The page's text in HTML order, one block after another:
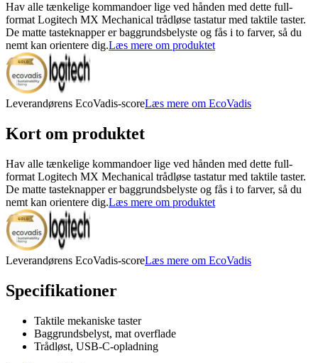
Hav alle tænkelige kommandoer lige ved hånden med dette full-
format Logitech MX Mechanical trådløse tastatur med taktile taster.
De matte tasteknapper er baggrundsbelyste og fås i to farver, så du
nemt kan orientere dig.Læs mere om produktet
Leverandørens EcoVadis-scoreLæs mere om EcoVadis
Kort om produktet
Hav alle tænkelige kommandoer lige ved hånden med dette full-
format Logitech MX Mechanical trådløse tastatur med taktile taster.
De matte tasteknapper er baggrundsbelyste og fås i to farver, så du
nemt kan orientere dig.Læs mere om produktet
Leverandørens EcoVadis-scoreLæs mere om EcoVadis
Specifikationer
Taktile mekaniske taster
Baggrundsbelyst, mat overflade
Trådløst, USB-C-opladning